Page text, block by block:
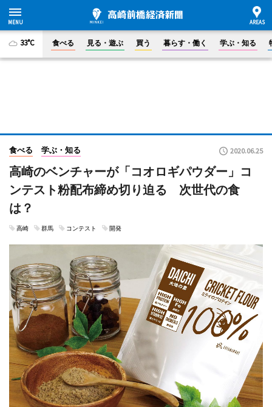
33°C 食べる 見る・遊ぶ 買う 暮らす・働く 学ぶ・知る
食べる 学ぶ・知る 2020.06.25
高崎のベンチャーが「コオロギパウダー」コ
ンテスト粉配布締め切り迫る 次世代の食
は？
高崎 群馬 コンテスト 開発